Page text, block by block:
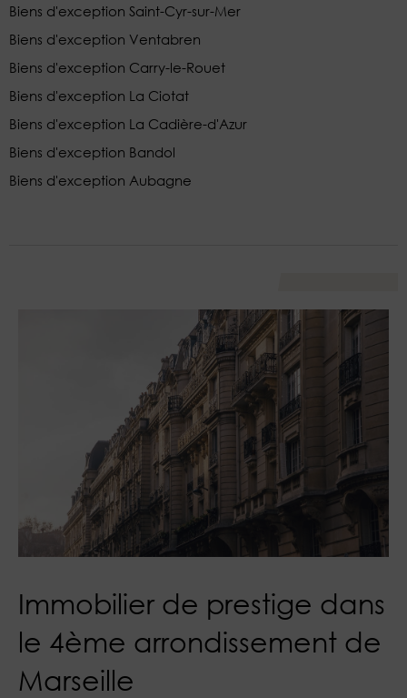
Biens d'exception Saint-Cyr-sur-Mer
Biens d'exception Ventabren
Biens d'exception Carry-le-Rouet
Biens d'exception La Ciotat
Biens d'exception La Cadière-d'Azur
Biens d'exception Bandol
Biens d'exception Aubagne
Immobilier de prestige dans
le 4ème arrondissement de
Marseille